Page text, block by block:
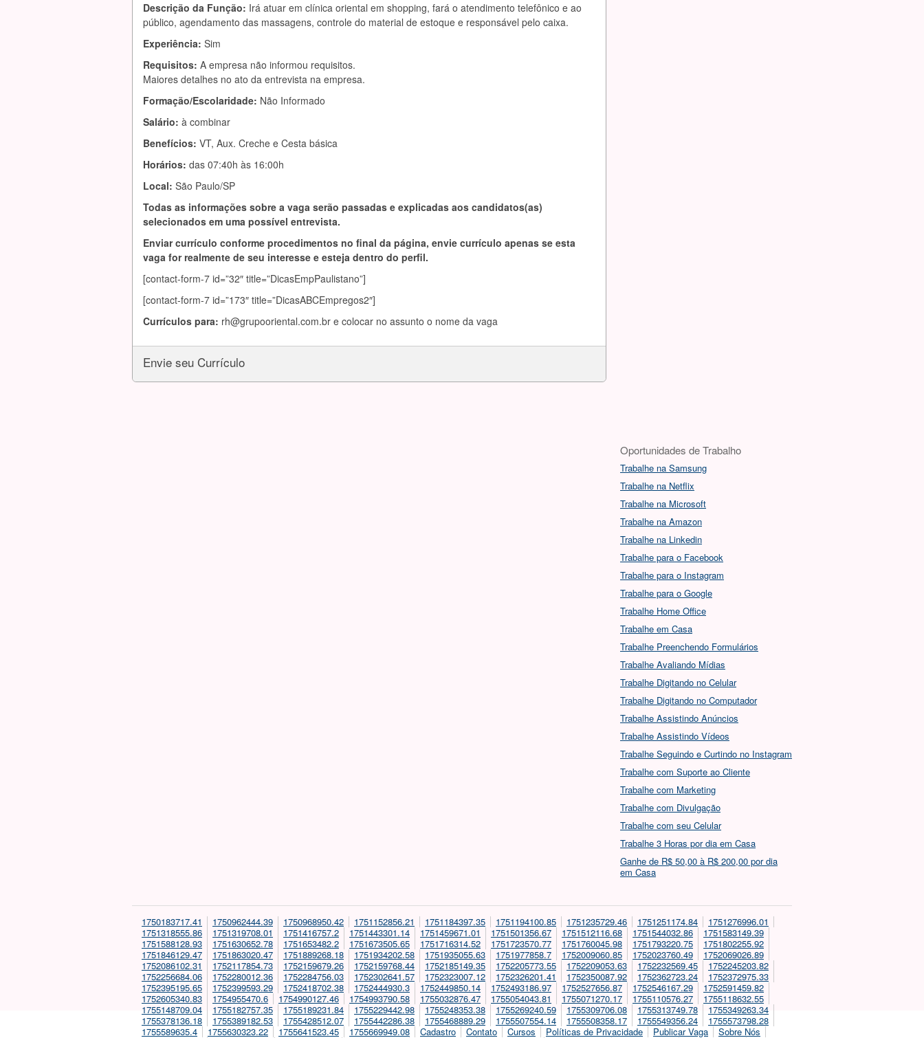
Descrição da Função: Irá atuar em clínica oriental em shopping, fará o atendimento telefônico e ao
público, agendamento das massagens, controle do material de estoque e responsável pelo caixa.
Experiência: Sim
Requisitos: A empresa não informou requisitos.
Maiores detalhes no ato da entrevista na empresa.
Formação/Escolaridade: Não Informado
Salário: à combinar
Benefícios: VT, Aux. Creche e Cesta básica
Horários: das 07:40h às 16:00h
Local: São Paulo/SP
Todas as informações sobre a vaga serão passadas e explicadas aos candidatos(as)
selecionados em uma possível entrevista.
Enviar currículo conforme procedimentos no final da página, envie currículo apenas se esta
vaga for realmente de seu interesse e esteja dentro do perfil.
[contact-form-7 id=”32″ title=”DicasEmpPaulistano”]
[contact-form-7 id=”173″ title=”DicasABCEmpregos2″]
Currículos para: rh@grupooriental.com.br e colocar no assunto o nome da vaga
Envie seu Currículo
Oportunidades de Trabalho
Trabalhe na Samsung
Trabalhe na Netflix
Trabalhe na Microsoft
Trabalhe na Amazon
Trabalhe na Linkedin
Trabalhe para o Facebook
Trabalhe para o Instagram
Trabalhe para o Google
Trabalhe Home Office
Trabalhe em Casa
Trabalhe Preenchendo Formulários
Trabalhe Avaliando Mídias
Trabalhe Digitando no Celular
Trabalhe Digitando no Computador
Trabalhe Assistindo Anúncios
Trabalhe Assistindo Vídeos
Trabalhe Seguindo e Curtindo no Instagram
Trabalhe com Suporte ao Cliente
Trabalhe com Marketing
Trabalhe com Divulgação
Trabalhe com seu Celular
Trabalhe 3 Horas por dia em Casa
Ganhe de R$ 50,00 à R$ 200,00 por dia
em Casa
1750183717.41 1750962444.39 1750968950.42 1751152856.21 1751184397.35 1751194100.85 1751235729.46 1751251174.84
1751276996.01
1751318555.86
1751319708.01 1751416757.2 1751443301.14 1751459671.01 1751501356.67 1751512116.68 1751544032.86
1751583149.39
1751588128.93
1751630652.78 1751653482.2 1751673505.65 1751716314.52 1751723570.77 1751760045.98 1751793220.75
1751802255.92
1751846129.47
1751863020.47 1751889268.18 1751934202.58 1751935055.63 1751977858.7 1752009060.85 1752023760.49
1752069026.89
1752086102.31
1752117854.73 1752159679.26 1752159768.44 1752185149.35 1752205773.55 1752209053.63 1752232569.45
1752245203.82
1752256684.06
1752280012.36 1752284756.03 1752302641.57 1752323007.12 1752326201.41 1752350087.92 1752362723.24
1752372975.33
1752395195.65
1752399593.29 1752418702.38 1752444930.3 1752449850.14 1752493186.97 1752527656.87 1752546167.29
1752591459.82
1752605340.83
1754955470.6 1754990127.46 1754993790.58 1755032876.47 1755054043.81 1755071270.17 1755110576.27
1755118632.55
1755148709.04
1755182757.35 1755189231.84 1755229442.98 1755248353.38 1755269240.59 1755309706.08 1755313749.78
1755349263.34
1755378136.18
1755389182.53 1755428512.07 1755442286.38 1755468889.29 1755507554.14 1755508358.17 1755549356.24
1755573798.28
1755589635.4
1755630323.22 1755641523.45 1755669949.08 Cadastro Contato Cursos Políticas de Privacidade Publicar Vaga
Sobre Nós